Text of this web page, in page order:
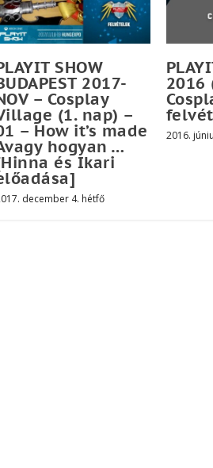
SHOW
2017-
– Cosplay
(1. nap) –
– How it’s made
hogyan …
és Ikari
december 4. hétfő
2016
2016.